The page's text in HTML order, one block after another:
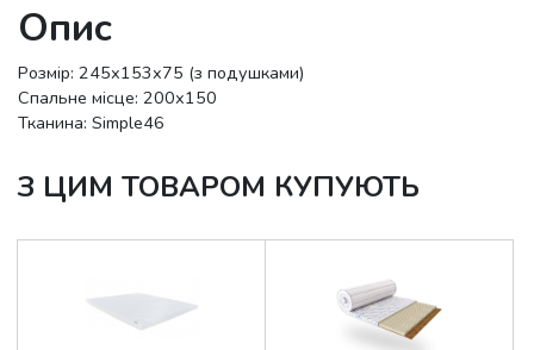
Опис
Розмір: 245х153х75 (з подушками)
Спальне місце: 200х150
Тканина: Simple46
З ЦИМ ТОВАРОМ КУПУЮТЬ